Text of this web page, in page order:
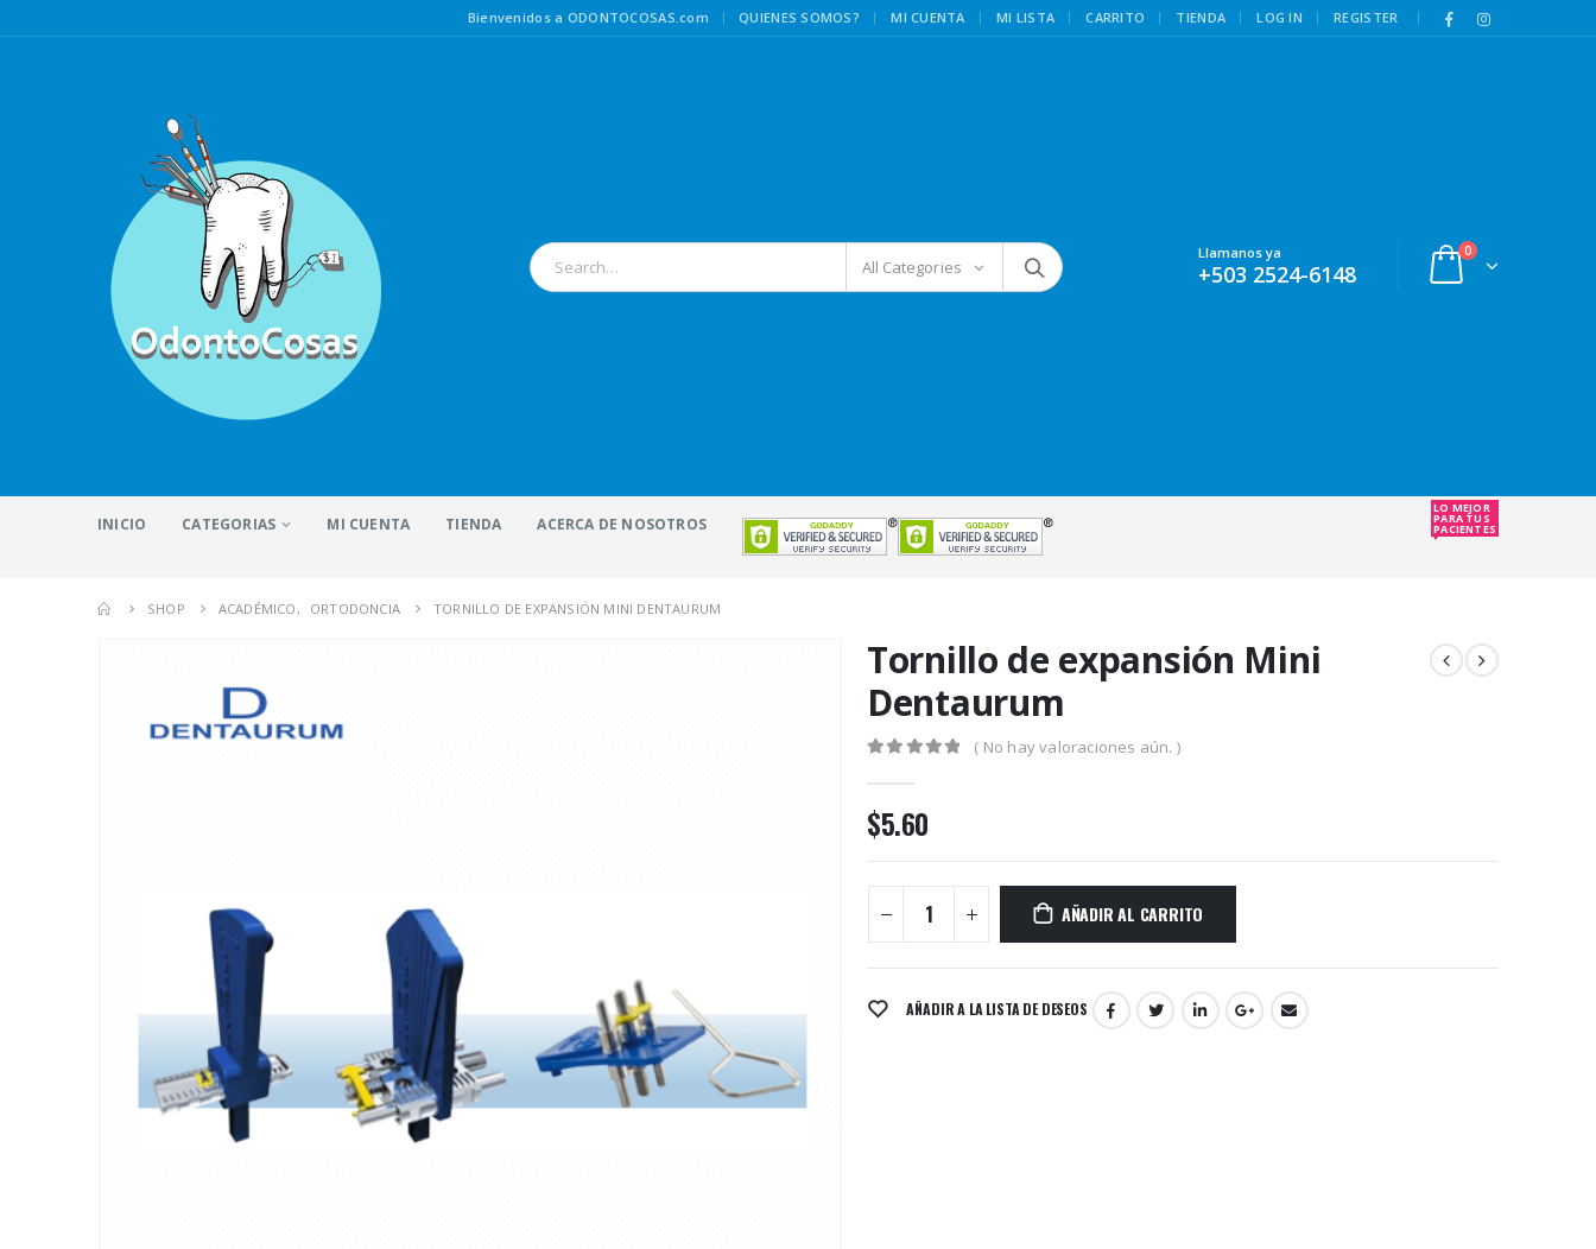
Bienvenidos a ODONTOCOSAS.com | QUIENES SOMOS? MI CUENTA MI LISTA CARRITO TIENDA LOG IN REGISTER |
All Categories
Llamanos ya
+503 2524-6148
0
INICIO CATEGORIAS MI CUENTA TIENDA ACERCA DE NOSOTROS
LO MEJOR
PARA TUS
PACIENTES
SHOP ACADÉMICO, ORTODONCIA TORNILLO DE EXPANSIÓN MINI DENTAURUM
Tornillo de expansión Mini
Dentaurum
( No hay valoraciones aún. )
$5.60
AÑADIR AL CARRITO
AÑADIR A LA LISTA DE DESEOS